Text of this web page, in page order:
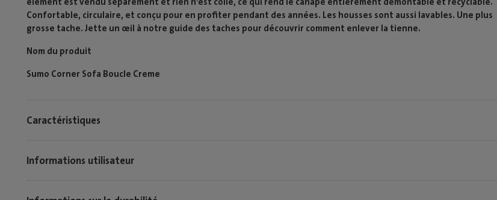
Confortable, circulaire, et conçu pour en profiter pendant des années. Les housses sont aussi lavables. Une plus
grosse tache. Jette un œil à notre guide des taches pour découvrir comment enlever la tienne.
Nom du produit
Sumo Corner Sofa Boucle Creme
Caractéristiques
Informations utilisateur